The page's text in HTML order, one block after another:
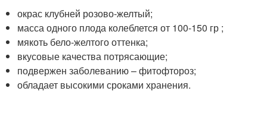
окрас клубней розово-желтый;
масса одного плода колеблется от 100-150 гр ;
мякоть бело-желтого оттенка;
вкусовые качества потрясающие;
подвержен заболеванию – фитофтороз;
обладает высокими сроками хранения.